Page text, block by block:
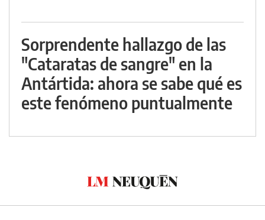
Sorprendente hallazgo de las
"Cataratas de sangre" en la
Antártida: ahora se sabe qué es
este fenómeno puntualmente